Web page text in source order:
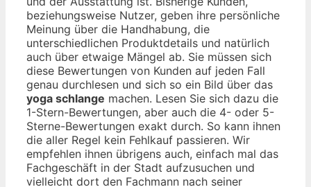
beziehungsweise Nutzer, geben ihre persönliche
Meinung über die Handhabung, die
unterschiedlichen Produktdetails und natürlich
auch über etwaige Mängel ab. Sie müssen sich
diese Bewertungen von Kunden auf jeden Fall
genau durchlesen und sich so ein Bild über das
yoga schlange machen. Lesen Sie sich dazu die
1-Stern-Bewertungen, aber auch die 4- oder 5-
Sterne-Bewertungen exakt durch. So kann ihnen
die aller Regel kein Fehlkauf passieren. Wir
empfehlen ihnen übrigens auch, einfach mal das
Fachgeschäft in der Stadt aufzusuchen und
vielleicht dort den Fachmann nach seiner